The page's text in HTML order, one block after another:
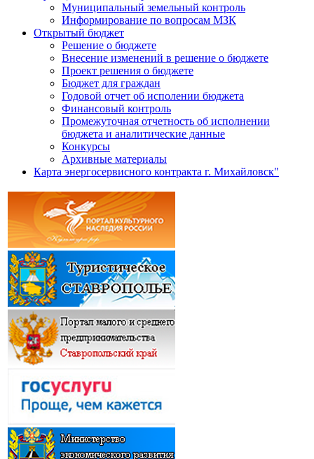
Муниципальный земельный контроль
Информирование по вопросам МЗК
Открытый бюджет
Решение о бюджете
Внесение изменений в решение о бюджете
Проект решения о бюджете
Бюджет для граждан
Годовой отчет об исполении бюджета
Финансовый контроль
Промежуточная отчетность об исполнении
бюджета и аналитические данные
Конкурсы
Архивные материалы
Карта энергосервисного контракта г. Михайловск"